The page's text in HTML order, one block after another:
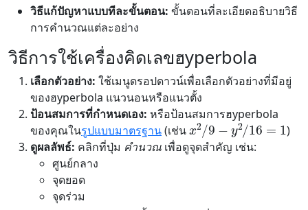
วิธีแก้ปัญหาแบบทีละขั้นตอน: ขั้นตอนที่ละเอียดอธิบายวิธี
การคำนวณแต่ละอย่าง
วิธีการใช้เครื่องคิดเลขฮyperbola
เลือกตัวอย่าง: ใช้เมนูดรอปดาวน์เพื่อเลือกตัวอย่างที่มีอยู่
ของฮyperbola แนวนอนหรือแนวตั้ง
ป้อนสมการที่กำหนดเอง: หรือป้อนสมการฮyperbola
ของคุณในรูปแบบมาตรฐาน(เช่น
x2/9−y2/16=1
)
ดูผลลัพธ์: คลิกที่ปุ่ม คำนวณ เพื่อดูจุดสำคัญ เช่น:
ศูนย์กลาง
จุดยอด
จุดร่วม